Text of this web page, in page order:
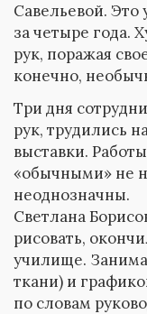
Савельевой. Это
за четыре года.
рук, поражая
конечно,
Три дня
рук, трудились
выставки.
«обычными» не
неоднозначны.
Светлана
рисовать,
училище.
ткани) и
по словам